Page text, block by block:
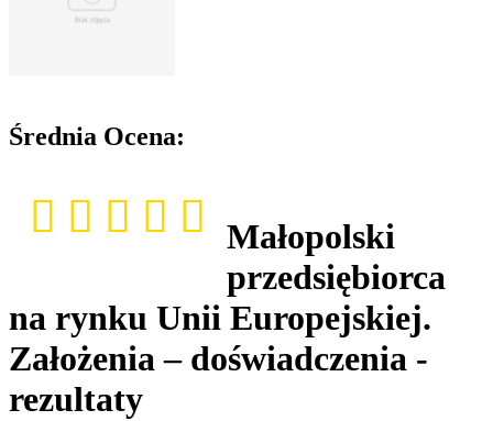
Średnia Ocena:
Małopolski
przedsiębiorca
na rynku Unii Europejskiej.
Założenia – doświadczenia -
rezultaty